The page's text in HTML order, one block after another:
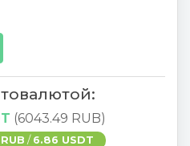
(6043.49 RUB)
/ 6.86 USDT